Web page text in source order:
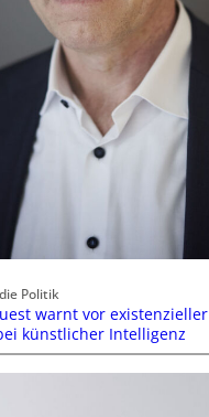
Politik
warnt vor existenzieller
künstlicher Intelligenz